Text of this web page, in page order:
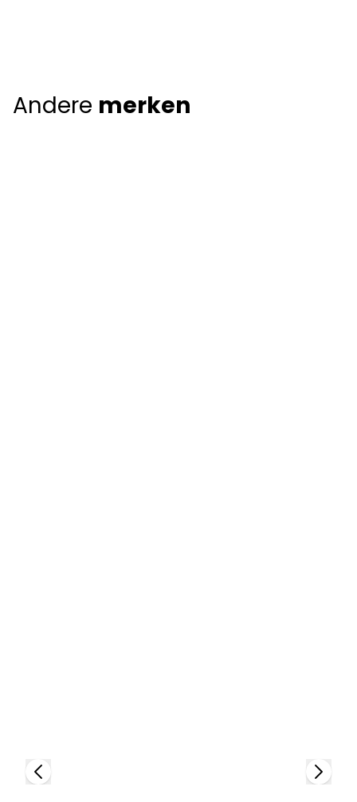
Andere merken